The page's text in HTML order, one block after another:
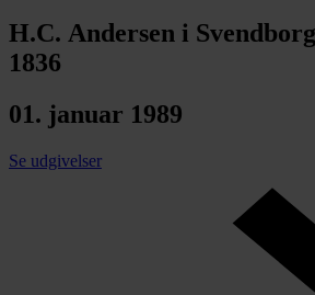
H.C. Andersen i
1836
01. januar 1989
Se udgivelser